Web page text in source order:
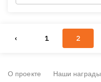
‹ 1 2
О проекте Наши награды